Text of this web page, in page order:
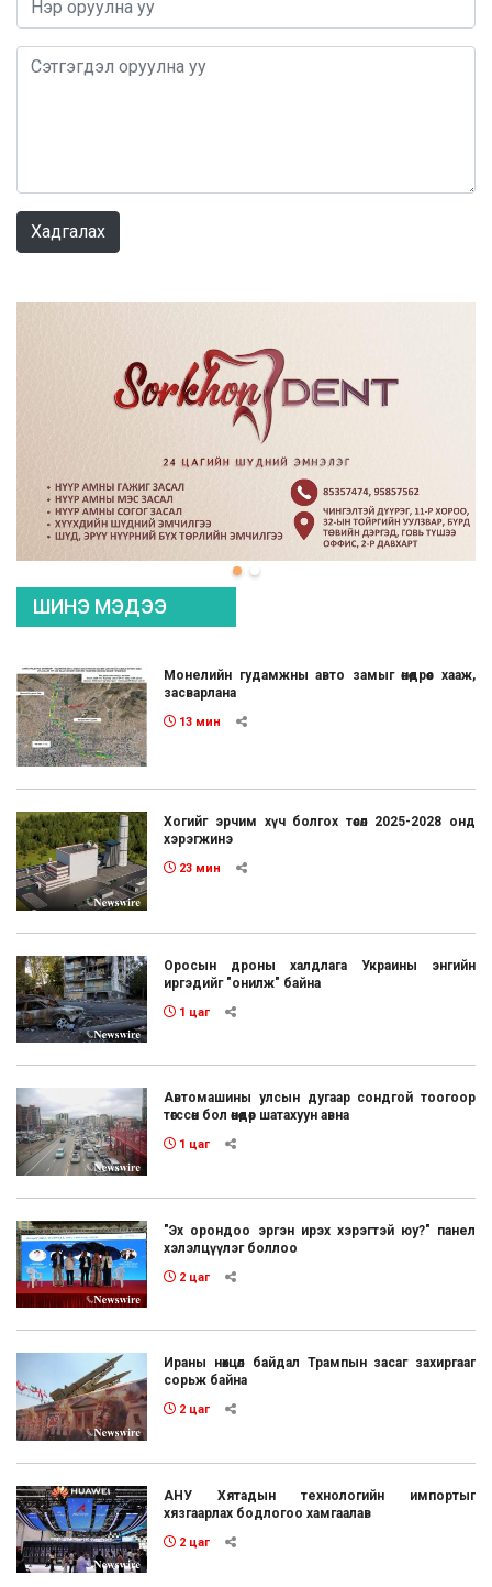
Хадгалах
ШИНЭ МЭДЭЭ
Монелийн гудамжны авто замыг өнөөдрөөс хааж,
засварлана
13 мин
Хогийг эрчим хүч болгох төсөл 2025-2028 онд
хэрэгжинэ
23 мин
Оросын дроны халдлага Украины энгийн
иргэдийг "онилж" байна
1 цаг
Автомашины улсын дугаар сондгой тоогоор
төгссөн бол өнөөдөр шатахуун авна
1 цаг
"Эх орондоо эргэн ирэх хэрэгтэй юу?" панел
хэлэлцүүлэг боллоо
2 цаг
Ираны нөхцөл байдал Трампын засаг захиргааг
сорьж байна
2 цаг
АНУ Хятадын технологийн импортыг
хязгаарлах бодлогоо хамгаалав
2 цаг